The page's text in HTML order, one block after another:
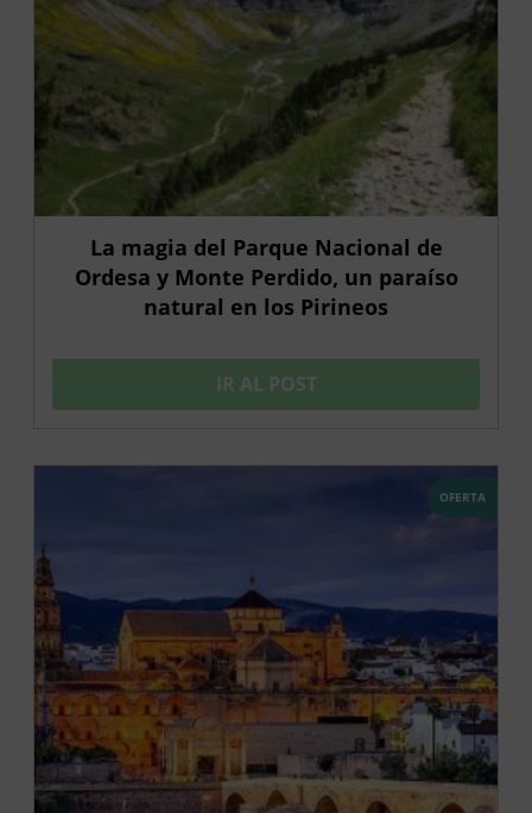
La magia del Parque Nacional de
Ordesa y Monte Perdido, un paraíso
natural en los Pirineos
IR AL POST
OFERTA